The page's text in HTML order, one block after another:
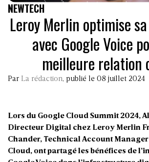
NEWTECH
Leroy Merlin optimise
avec Google Voice
meilleure relation
Par La rédaction, publié le 08 juillet 2024
Lors du Google Cloud Summit 2024,
Directeur Digital chez Leroy Merlin
Chander, Technical Account
Cloud, ont partagé les bénéfices de